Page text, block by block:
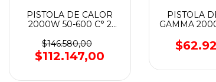
PISTOLA DE CALOR
2000W 50-600 C° 2
$146.580,00
$112.147,00
PISTOLA
GAMMA
CON